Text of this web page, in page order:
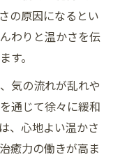
の原因になるとい
わりと温かさを伝
す。
気の流れが乱れや
通じて徐々に緩和
、心地よい温かさ
癒力の働きが高ま